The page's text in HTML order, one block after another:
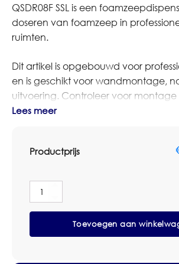
QSDR08F SSL is een
doseren van foamzeep in
ruimten.
Dit artikel is opgebouwd voor
en is geschikt voor wandmontage,
uitvoering. Controleer voor
de afmetingen, vulling en aansluiting
Bestelt u dit artikel in grotere
Omnimar voor persoonlijk advies of
maatwerkofferte. We denken graag
aantallen, montage,
prijsafspraken.
Lees meer
Productprijs
Care
Qbic-
Foamzeepdispenser
Toevoegen aan